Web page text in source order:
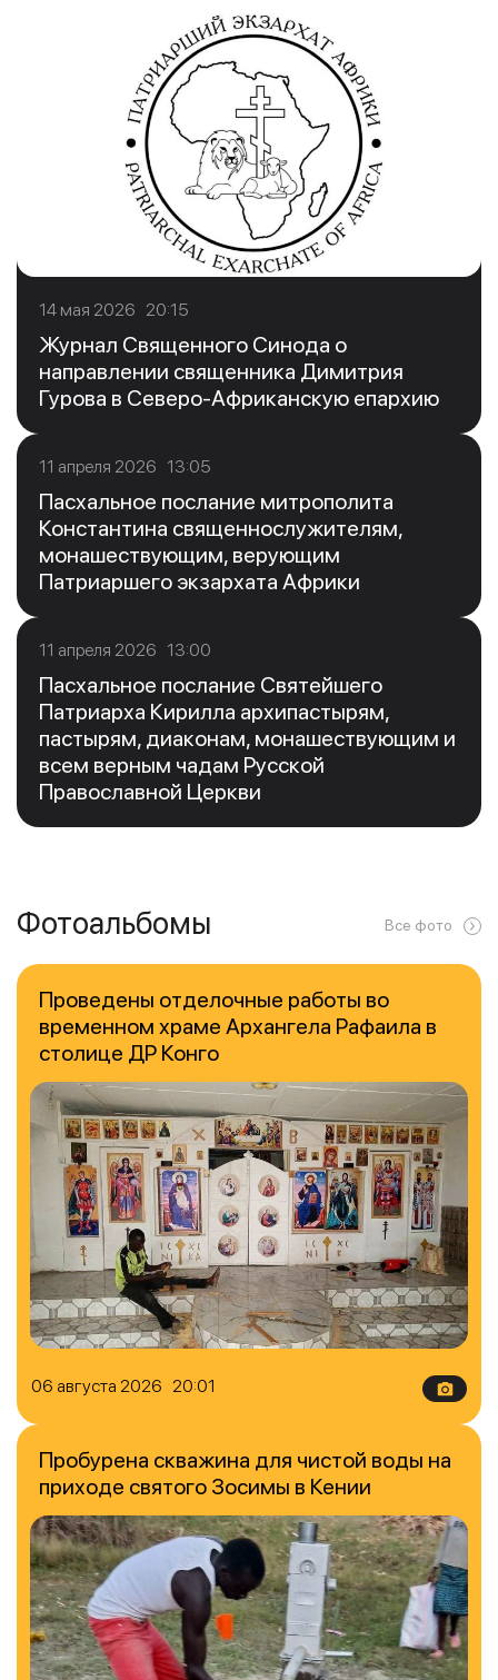
14 мая 2026 20:15
Журнал Священного Синода о
направлении священника Димитрия
Гурова в Северо-Африканскую епархию
11 апреля 2026 13:05
Пасхальное послание митрополита
Константина священнослужителям,
монашествующим, верующим
Патриаршего экзархата Африки
11 апреля 2026 13:00
Пасхальное послание Святейшего
Патриарха Кирилла архипастырям,
пастырям, диаконам, монашествующим и
всем верным чадам Русской
Православной Церкви
Фотоальбомы Все фото
06 августа 2026 20:01
Проведены отделочные работы во
временном храме Архангела Рафаила в
столице ДР Конго
Пробурена скважина для чистой воды на
приходе святого Зосимы в Кении